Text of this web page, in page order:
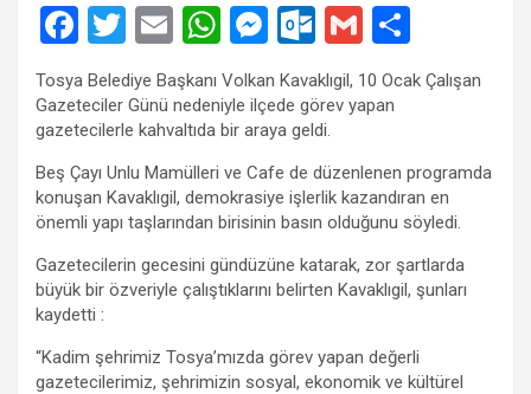
F
a
ce
b
o
o
k
T
wi
tt
er
E
m
ail
W
h
at
s
A
p
p
M
es
se
n
g
er
O
ut
lo
o
k.
c
o
m
G
m
ail
h
ar
Tosya Belediye Başkanı Volkan Kavaklıgil, 10 Ocak Çalışan
Gazeteciler Günü nedeniyle ilçede görev yapan
gazetecilerle kahvaltıda bir araya geldi.
Beş Çayı Unlu Mamülleri ve Cafe de düzenlenen programda
konuşan Kavaklıgil, demokrasiye işlerlik kazandıran en
önemli yapı taşlarından birisinin basın olduğunu söyledi.
Gazetecilerin gecesini gündüzüne katarak, zor şartlarda
büyük bir özveriyle çalıştıklarını belirten Kavaklıgil, şunları
kaydetti :
“Kadim şehrimiz Tosya’mızda görev yapan değerli
gazetecilerimiz, şehrimizin sosyal, ekonomik ve kültürel